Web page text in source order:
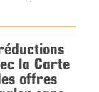
la Carte
offres